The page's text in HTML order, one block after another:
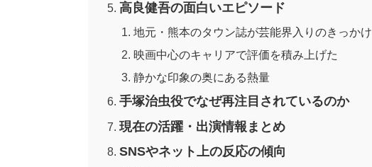
高良健吾の面白いエピソード
地元・熊本のタウン誌が芸能界入りのきっかけ
映画中心のキャリアで評価を積み上げた
静かな印象の奥にある熱量
手塚治虫役でなぜ再注目されているのか
現在の活躍・出演情報まとめ
SNSやネット上の反応の傾向